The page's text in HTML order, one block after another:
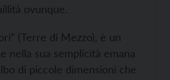
ovunque.
(Terre di Mezzo), è un
nella sua semplicità emana
di piccole dimensioni che